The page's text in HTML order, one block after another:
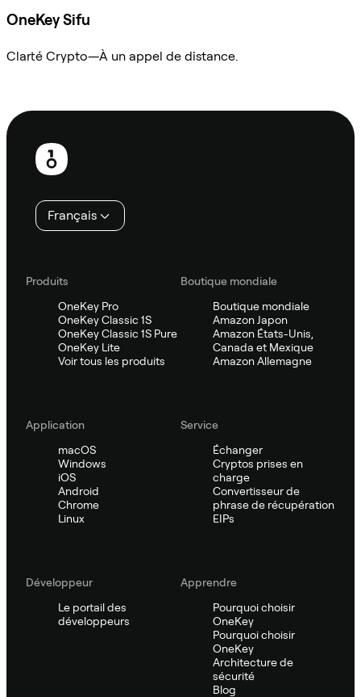
OneKey Sifu
Clarté Crypto—À un appel de distance.
Pied
page
Français
Produits
OneKey Pro
OneKey Classic 1S
OneKey Classic 1S Pure
OneKey Lite
Voir tous les produits
Boutique mondiale
Boutique mondiale
Amazon Japon
Amazon États-Unis,
Canada et Mexique
Amazon Allemagne
Application
macOS
Windows
iOS
Android
Chrome
Linux
Service
Échanger
Cryptos prises en
charge
Convertisseur de
phrase de récupération
EIPs
Développeur
Le portail des
développeurs
Apprendre
Pourquoi choisir
OneKey
Pourquoi choisir
OneKey
Architecture de
sécurité
Blog